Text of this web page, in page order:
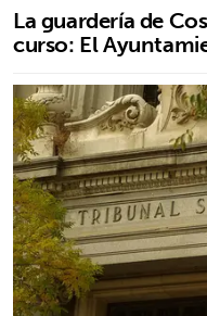
La guardería de
curso: El